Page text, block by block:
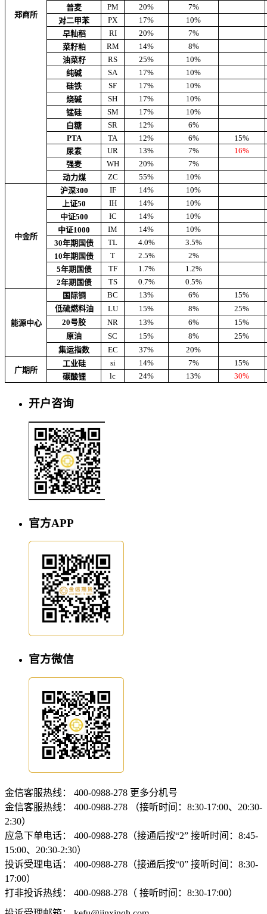
郑商所
普麦
PM 20%
7%
对二甲苯
PX 17%
10%
早籼稻
RI 20%
7%
菜籽粕
RM 14%
8%
油菜籽
RS 25%
10%
纯碱
SA 17%
10%
硅铁
SF 17%
10%
烧碱
SH 17%
10%
锰硅
SM 17%
10%
白糖
SR 12%
6%
PTA
TA 12% 6%
15%
尿素
UR 13% 7%
16%
强麦
WH 20%
7%
动力煤
ZC 55% 10%
中金所
沪深300 IF 14%
10%
上证50
IH 14%
10%
中证500
IC 14%
10%
中证1000
IM 14%
10%
30年期国债
TL 4.0%
3.5%
10年期国债
T 2.5%
2%
5年期国债
TF 1.7%
1.2%
2年期国债
TS 0.7% 0.5%
能源中心
国际铜 BC 13% 6%
15%
低硫燃料油
LU 15% 8%
25%
20号胶
NR 13% 6%
15%
原油
SC 15% 8%
25%
集运指数
EC 37% 20%
广期所
工业硅 si 14% 7%
15%
碳酸锂
lc 24% 13% 30%
开户咨询
官方APP
官方微信
金信客服热线： 400-0988-278 更多分机号
金信客服热线：
400-0988-278 （接听时间：8:30-17:00、20:30-
2:30）
应急下单电话：
400-0988-278（接通后按“2” 接听时间：8:45-
15:00、20:30-2:30）
投诉受理电话：
400-0988-278（接通后按“0” 接听时间：8:30-
17:00）
打非投诉热线：
400-0988-278（ 接听时间：8:30-17:00）